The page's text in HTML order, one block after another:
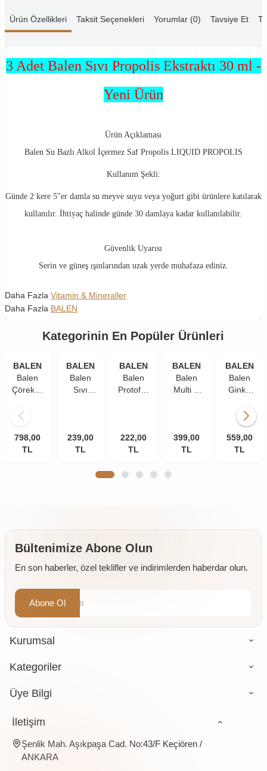
Ürün Özellikleri Taksit Seçenekleri Yorumlar (0) Tavsiye Et
3 Adet Balen Sıvı Propolis Ekstraktı 30 ml -
Yeni Ürün
Ürün Açıklaması
Balen Su Bazlı Alkol İçermez Saf Propolis LIQUID PROPOLIS
Kullanım Şekli:
Günde 2 kere 5"er damla su meyve suyu veya yoğurt gibi ürünlere katılarak
kullanılır. İhtiyaç halinde günde 30 damlaya kadar kullanılabilir.
Güvenlik Uyarısı
Serin ve güneş ışınlarından uzak yerde muhafaza ediniz.
Daha Fazla Vitamin & Mineraller
Daha Fazla BALEN
Kategorinin En Popüler Ürünleri
BALEN
Balen
Çörekotu
Yumuşak
1380
mg 80
798,00
TL
BALEN
Balen
Sıvı
2 Adet
239,00
TL
BALEN
Balen
Protofan
Ekst.
Vitamin-
ml
222,00
TL
BALEN
Balen
Multi C
Takviye
Edici
399,00
TL
BALEN
Balen
Ginko
600 mg
60
Tablet x
3 Adet
559,00
TL
Bültenimize Abone Olun
En son haberler, özel teklifler ve indirimlerden haberdar olun.
Abone Ol
Kurumsal
Kategoriler
Üye Bilgi
İletişim
Şenlik Mah. Aşıkpaşa Cad. No:43/F Keçiören /
ANKARA